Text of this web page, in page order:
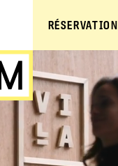
RÉSERVATION